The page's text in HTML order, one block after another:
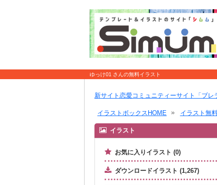
ゆっけ01 さんの無料イラスト
新サイト恋愛コミュニティーサイト「ブレ
イラストボックスHOME イラスト無
イラスト
お気に入りイラスト (0)
ダウンロードイラスト (1,267)